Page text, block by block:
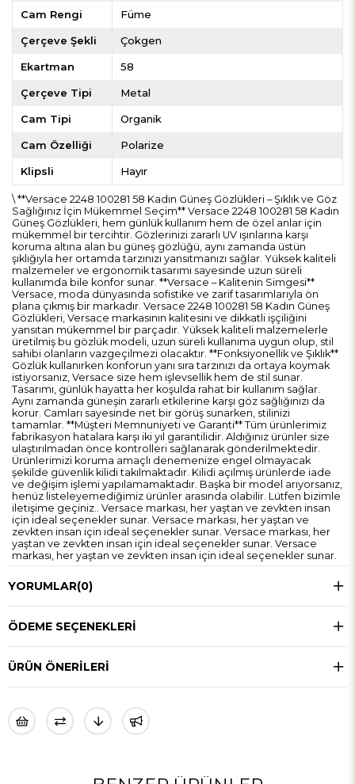
Cam Rengi Füme
Çerçeve Şekli Çokgen
Ekartman 58
Çerçeve Tipi Metal
Cam Tipi Organik
Cam Özelliği Polarize
Klipsli Hayır
\ **Versace 2248 100281 58 Kadın Güneş Gözlükleri – Şıklık ve Göz
Sağlığınız İçin Mükemmel Seçim** Versace 2248 100281 58 Kadın
Güneş Gözlükleri, hem günlük kullanım hem de özel anlar için
mükemmel bir tercihtir. Gözlerinizi zararlı UV ışınlarına karşı
koruma altına alan bu güneş gözlüğü, aynı zamanda üstün
şıklığıyla her ortamda tarzınızı yansıtmanızı sağlar. Yüksek kaliteli
malzemeler ve ergonomik tasarımı sayesinde uzun süreli
kullanımda bile konfor sunar. **Versace – Kalitenin Simgesi**
Versace, moda dünyasında sofistike ve zarif tasarımlarıyla ön
plana çıkmış bir markadır. Versace 2248 100281 58 Kadın Güneş
Gözlükleri, Versace markasının kalitesini ve dikkatli işçiliğini
yansıtan mükemmel bir parçadır. Yüksek kaliteli malzemelerle
üretilmiş bu gözlük modeli, uzun süreli kullanıma uygun olup, stil
sahibi olanların vazgeçilmezi olacaktır. **Fonksiyonellik ve Şıklık**
Gözlük kullanırken konforun yanı sıra tarzınızı da ortaya koymak
istiyorsanız, Versace size hem işlevsellik hem de stil sunar.
Tasarımı, günlük hayatta her koşulda rahat bir kullanım sağlar.
Aynı zamanda güneşin zararlı etkilerine karşı göz sağlığınızı da
korur. Camları sayesinde net bir görüş sunarken, stilinizi
tamamlar. **Müşteri Memnuniyeti ve Garanti** Tüm ürünlerimiz
fabrikasyon hatalara karşı iki yıl garantilidir. Aldığınız ürünler size
ulaştırılmadan önce kontrolleri sağlanarak gönderilmektedir.
Ürünlerimizi koruma amaçlı denemenize engel olmayacak
şekilde güvenlik kilidi takılmaktadır. Kilidi açılmış ürünlerde iade
ve değişim işlemi yapılamamaktadır. Başka bir model arıyorsanız,
henüz listeleyemediğimiz ürünler arasında olabilir. Lütfen bizimle
iletişime geçiniz.. Versace markası, her yaştan ve zevkten insan
için ideal seçenekler sunar. Versace markası, her yaştan ve
zevkten insan için ideal seçenekler sunar. Versace markası, her
yaştan ve zevkten insan için ideal seçenekler sunar. Versace
markası, her yaştan ve zevkten insan için ideal seçenekler sunar.
YORUMLAR(0)
ÖDEME SEÇENEKLERI
ÜRÜN ÖNERILERI